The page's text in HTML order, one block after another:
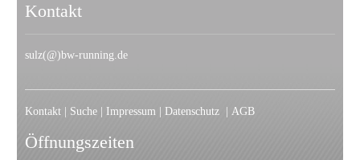
Kontakt
sulz(@)bw-running.de
Kontakt Suche Impressum Datenschutz AGB
Öffnungszeiten